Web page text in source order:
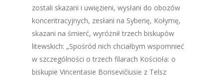
zostali skazani i uwięzieni, wysłani do obozów
koncentracyjnych, zesłani na Syberię, Kołymę,
skazani na śmierć, wyróżnił trzech biskupów
litewskich: „Spośród nich chciałbym wspomnieć
w szczególności o trzech filarach Kościoła: o
biskupie Vincentasie Borisevičiusie z Telsz